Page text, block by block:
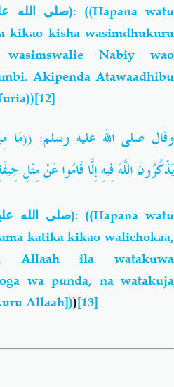
صلى الله): ((Hapana watu
kikao kisha wasimdhukuru
Nabiy wao
Akipenda Atawaadhibu
[12]
وقال صلى الله عليه وسلم: ((مَا
يَذْكُرُونَاللَّهَفِيهِإِلَّاقَامُواعَنْمِثْلِ
صلى الله): ((Hapana watu
katika kikao walichokaa,
Allaah ila watakuwa
wa punda, na watakuja
Allaah]))[13]